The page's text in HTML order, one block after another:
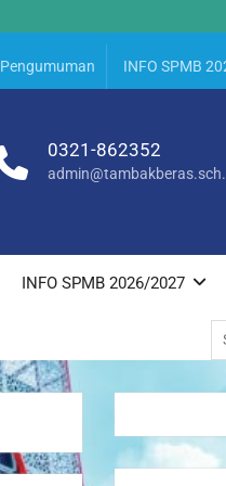
Pengumuman INFO SPMB
0321-862352
INFO SPMB 2026/2027